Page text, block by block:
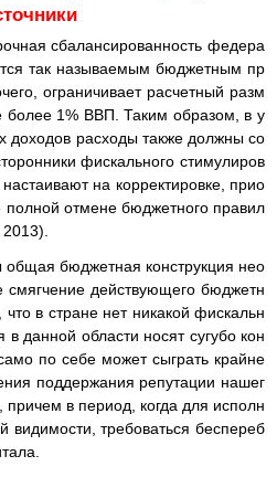
сбалансированность федера
так называемым бюджетным пр
ограничивает расчетный разм
1% ВВП. Таким образом, в у
доходов расходы также должны со
фискального стимулиров
на корректировке, прио
полной отмене бюджетного правил
общая бюджетная конструкция нео
смягчение действующего бюджетн
что в стране нет никакой фискальн
данной области носят сугубо кон
по себе может сыграть крайне
поддержания репутации нашег
причем в период, когда для исполн
видимости, требоваться беспереб